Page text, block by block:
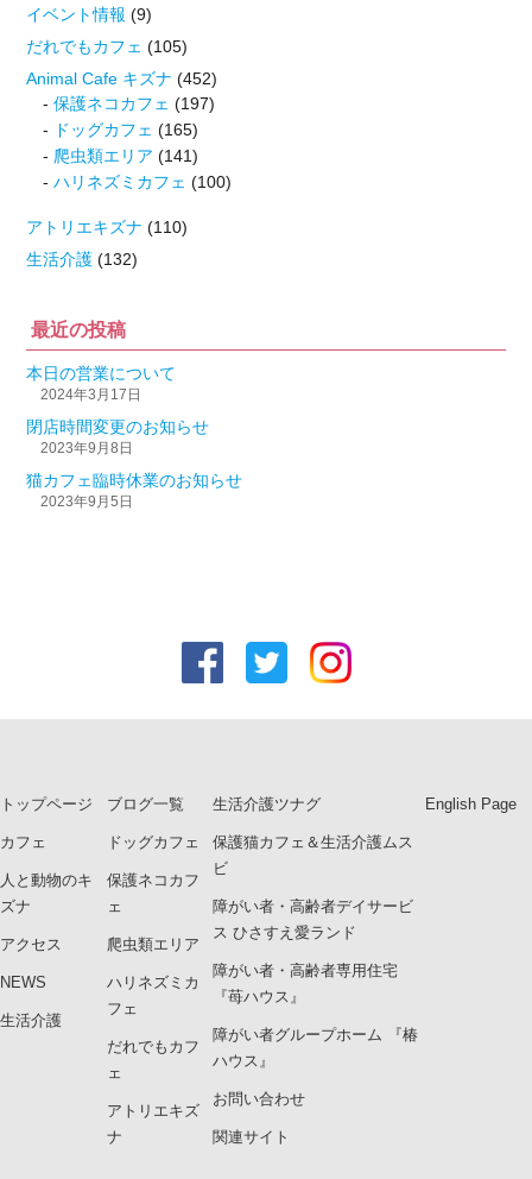
イベント情報 (9)
だれでもカフェ (105)
Animal Cafe キズナ (452)
保護ネコカフェ (197)
ドッグカフェ (165)
爬虫類エリア (141)
ハリネズミカフェ (100)
アトリエキズナ (110)
生活介護 (132)
最近の投稿
本日の営業について
2024年3月17日
閉店時間変更のお知らせ
2023年9月8日
猫カフェ臨時休業のお知らせ
2023年9月5日
トップページ
カフェ
人と動物のキ
ズナ
アクセス
NEWS
生活介護
ブログ一覧
ドッグカフェ
保護ネコカフ
ェ
爬虫類エリア
ハリネズミカ
フェ
だれでもカフ
ェ
アトリエキズ
ナ
生活介護ツナグ
保護猫カフェ＆生活介護ムス
ビ
障がい者・高齢者デイサービ
ス ひさすえ愛ランド
障がい者・高齢者専用住宅
『苺ハウス』
障がい者グループホーム 『椿
ハウス』
お問い合わせ
関連サイト
English Page